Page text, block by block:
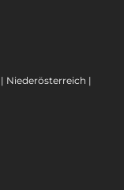
| Niederösterreich |